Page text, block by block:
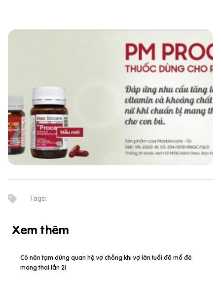
Xem thêm
Có nên tạm dừng quan hệ vợ chồng khi vợ lớn tuổi đã mổ đẻ
mang thai lần 2i